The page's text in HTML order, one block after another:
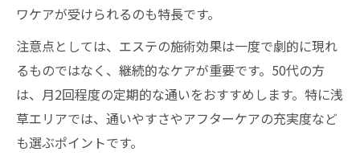
ワケアが受けられるのも特長です。
注意点としては、エステの施術効果は一度で劇的に現れ
るものではなく、継続的なケアが重要です。50代の方
は、月2回程度の定期的な通いをおすすめします。特に浅
草エリアでは、通いやすさやアフターケアの充実度など
も選ぶポイントです。